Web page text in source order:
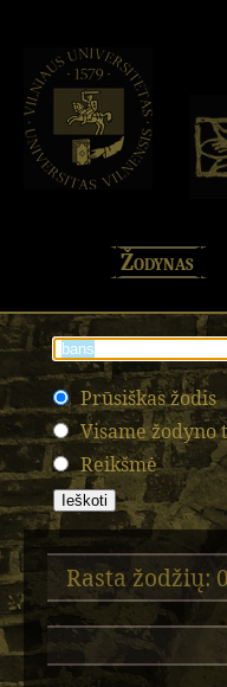
Žodynas
Prūsiškas žodis
Visame žodyno
Reikšmė
Rasta žodžių: 0